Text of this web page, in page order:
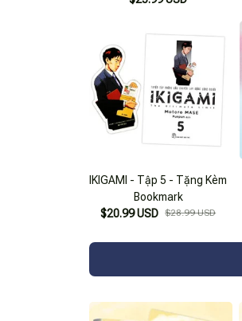
IKIGAMI - Tập 5 - Tặng Kèm
Bookmark
$20.99 USD $28.99 USD